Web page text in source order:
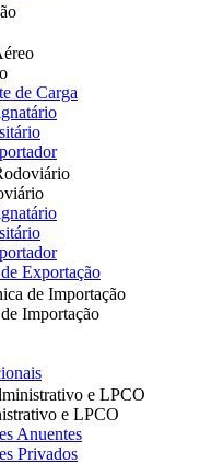
de Carga
Exportação
de Importação
Importação
e LPCO
e LPCO
Anuentes
Privados